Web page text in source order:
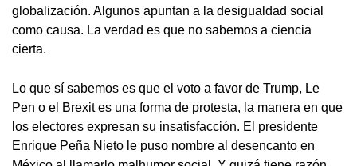
globalización. Algunos apuntan a la desigualdad social
como causa. La verdad es que no sabemos a ciencia
cierta.
Lo que sí sabemos es que el voto a favor de Trump, Le
Pen o el Brexit es una forma de protesta, la manera en que
los electores expresan su insatisfacción. El presidente
Enrique Peña Nieto le puso nombre al desencanto en